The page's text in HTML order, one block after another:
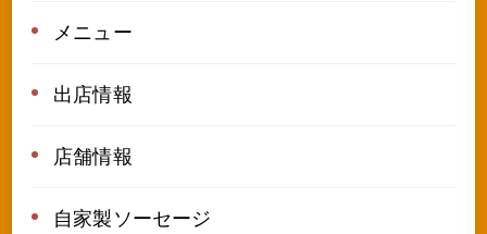
メニュー
出店情報
店舗情報
自家製ソーセージ